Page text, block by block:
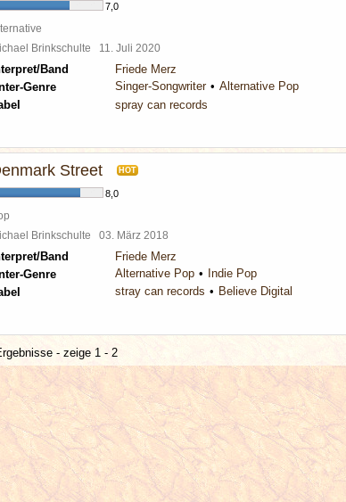
7,0
Brinkschulte 11. Juli 2020
Band
Friede Merz
Genre
Singer-Songwriter
Alternative Pop
spray can records
Street HOT
8,0
Brinkschulte 03. März 2018
Band
Friede Merz
Genre
Alternative Pop
Indie Pop
stray can records Believe Digital
- zeige 1 - 2